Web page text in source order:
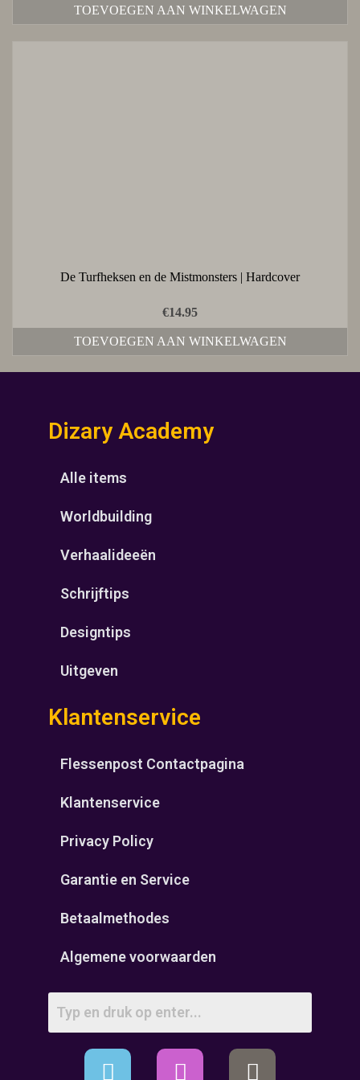
TOEVOEGEN AAN WINKELWAGEN
De Turfheksen en de Mistmonsters | Hardcover
€14.95
TOEVOEGEN AAN WINKELWAGEN
Dizary Academy
Alle items
Worldbuilding
Verhaalideeën
Schrijftips
Designtips
Uitgeven
Klantenservice
Flessenpost Contactpagina
Klantenservice
Privacy Policy
Garantie en Service
Betaalmethodes
Algemene voorwaarden